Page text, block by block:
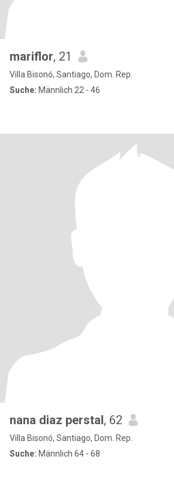
mariflor, 21
Villa Bisonó, Santiago, Dom. Rep.
Suche: Männlich 22 - 46
nana diaz perstal, 62
Villa Bisonó, Santiago, Dom. Rep.
Suche: Männlich 64 - 68